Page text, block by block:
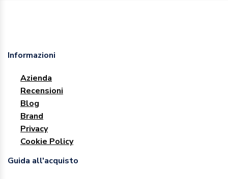
Informazioni
Azienda
Recensioni
Blog
Brand
Privacy
Cookie Policy
Guida all'acquisto